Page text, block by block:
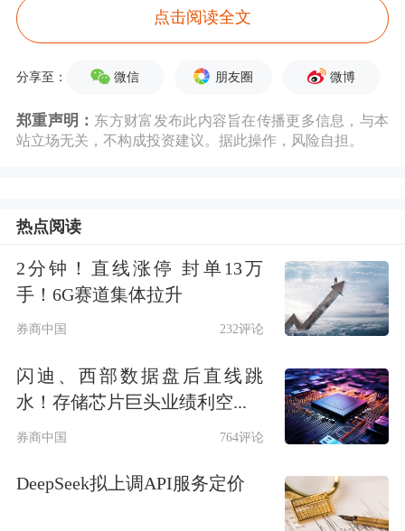
《公募基金行业费率改革工作方案》和
《推动公募基金高质量发展行动方案》
的重要举措。
《规定》共六章28条，主要内容包括合
服务费率水平，降低投资者成本；优化
入基金财产；鼓励长期持有，明确对投
资者持有期限超过一年的股票型基金、
混合型基金、债券型基金，不再计提销
售服务费；坚持权益类基金发展导向，
设置差异化的尾随佣金支付比例上限；
强化基金销售费用规范，统筹解决基金
销售结算资金利息归属、基金投顾业务
点击阅读全文
分享至： 微信 朋友圈 微博
郑重声明： 东方财富发布此内容旨在传播更多信息，与本
站立场无关，不构成投资建议。据此操作，风险自担。
热点阅读
2分钟！直线涨停 封单13万
手！6G赛道集体拉升
券商中国 232评论
闪迪、西部数据盘后直线跳
水！存储芯片巨头业绩利空...
券商中国 764评论
DeepSeek拟上调API服务定价